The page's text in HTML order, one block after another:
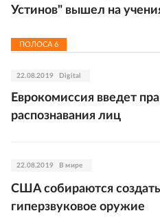
Устинов" вышел на
ПОЛОСА6
22.08.2019 Digital
Еврокомиссия введет
распознавания лиц
22.08.2019 В мире
США собираются
гиперзвуковое оружие